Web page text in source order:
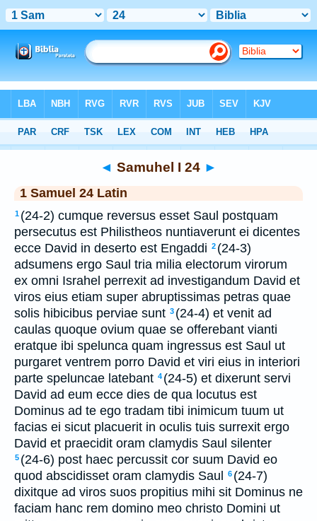
Latin> Samuhel I 24
◄ Samuhel I 24 ►
1 Samuel 24 Latin
1 (24-2) cumque reversus esset Saul postquam
persecutus est Philistheos nuntiaverunt ei dicentes
ecce David in deserto est Engaddi 2 (24-3)
adsumens ergo Saul tria milia electorum virorum
ex omni Israhel perrexit ad investigandum David et
viros eius etiam super abruptissimas petras quae
solis hibicibus perviae sunt 3 (24-4) et venit ad
caulas quoque ovium quae se offerebant vianti
eratque ibi spelunca quam ingressus est Saul ut
purgaret ventrem porro David et viri eius in interiori
parte speluncae latebant 4 (24-5) et dixerunt servi
David ad eum ecce dies de qua locutus est
Dominus ad te ego tradam tibi inimicum tuum ut
facias ei sicut placuerit in oculis tuis surrexit ergo
David et praecidit oram clamydis Saul silenter
5 (24-6) post haec percussit cor suum David eo
quod abscidisset oram clamydis Saul
6 (24-7)
dixitque ad viros suos propitius mihi sit Dominus ne
faciam hanc rem domino meo christo Domini ut